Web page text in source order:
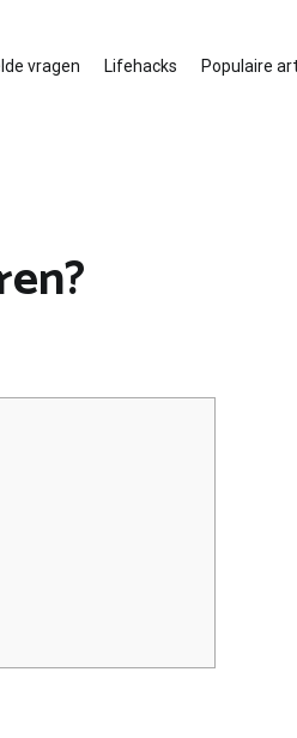
vragen Lifehacks Populaire